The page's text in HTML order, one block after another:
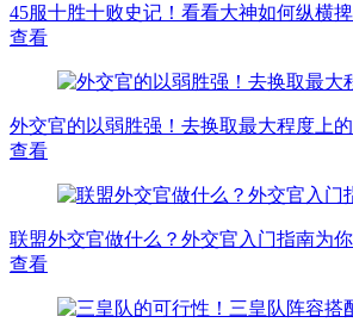
45服十胜十败史记！看看大神如何纵横
查看
外交官的以弱胜强！去换取最大程度上
查看
联盟外交官做什么？外交官入门指南为
查看